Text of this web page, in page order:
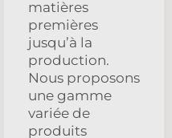
matières
premières
jusqu’à la
production.
Nous proposons
une gamme
variée de
produits